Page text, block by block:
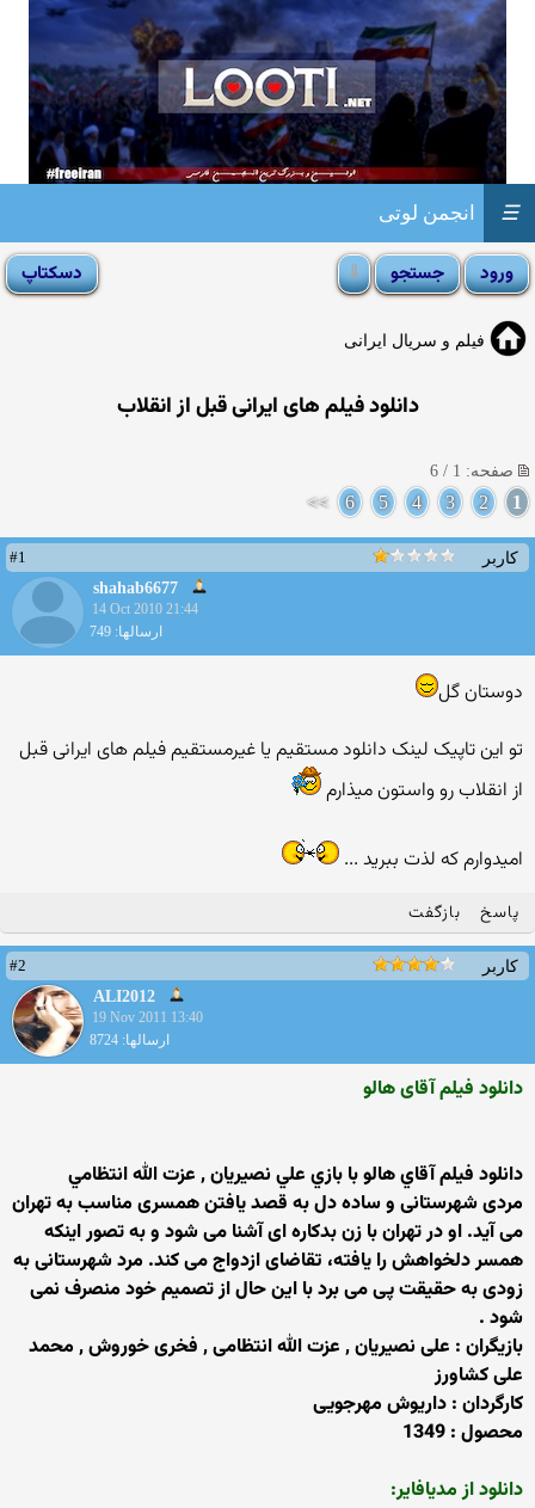
انجمن لوتی ☰
فیلم و سریال ایرانی
دانلود فیلم های ایرانی قبل از انقلاب
صفحه: 1 / 6
1
2
3
4
5
6
>>
کاربر
#1
shahab6677
14 Oct 2010 21:44
ارسالها: 749
دوستان گل
تو این تاپیک لینک دانلود مستقیم یا غیرمستقیم فیلم های ایرانی قبل
از انقلاب رو واستون میذارم
امیدوارم كه لذت ببرید ...
پاسخ بازگفت
کاربر
#2
ALI2012
19 Nov 2011 13:40
ارسالها: 8724
دانلود فیلم آقای هالو
دانلود فيلم آقاي هالو با بازي علي نصيريان , عزت الله انتظامي
مردی شهرستانی و ساده دل به قصد یافتن همسری مناسب به تهران
می آید. او در تهران با زن بدکاره ای آشنا می شود و به تصور اینکه
همسر دلخواهش را یافته، تقاضای ازدواج می کند. مرد شهرستانی به
زودی به حقیقت پی می برد با این حال از تصمیم خود منصرف نمی
شود .
بازیگران : علی نصیریان , عزت الله انتظامی , فخری خوروش , محمد
علی کشاورز
کارگردان : داریوش مهرجویی
محصول : 1349
دانلود از مدیافایر: